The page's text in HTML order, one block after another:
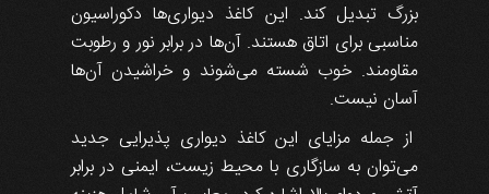
بزرگ تبدیل کند. این کاغذ دیواری‌ها دکوراسیون
مناسبی برای اتاق هستند. آن‌ها در برابر نور و رطوبت
مقاومند. خوب شسته می‌شوند و خراشیدن آن‌ها
آسان نیست.
از جمله مزایای این کاغذ دیواری پذیرایی جدید
می‌توان به سازگاری با محیط زیست، ایمنی در برابر